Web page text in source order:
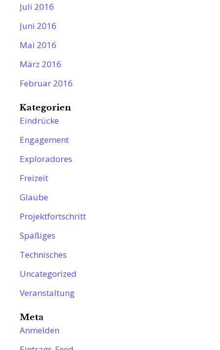
Juli 2016
Juni 2016
Mai 2016
März 2016
Februar 2016
Kategorien
Eindrücke
Engagement
Exploradores
Freizeit
Glaube
Projektfortschritt
Spaßiges
Technisches
Uncategorized
Veranstaltung
Meta
Anmelden